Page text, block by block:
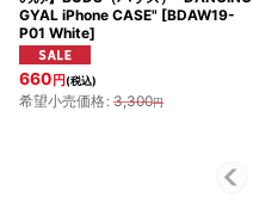
GYAL iPhone CASE" [BDAW19-
P01 White]
660 円(税込)
希望小売価格: 3,300円